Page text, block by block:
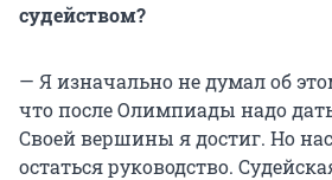
судейством?
— Я изначально не думал об
что после Олимпиады надо
Своей вершины я достиг. Но
остаться руководство.